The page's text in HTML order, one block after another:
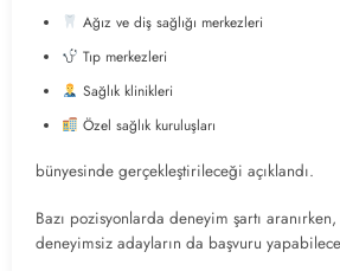
Ağız ve diş sağlığı merkezleri
Tıp merkezleri
Sağlık klinikleri
Özel sağlık kuruluşları
bünyesinde gerçekleştirileceği açıklandı.
Bazı pozisyonlarda deneyim şartı
deneyimsiz adayların da başvuru